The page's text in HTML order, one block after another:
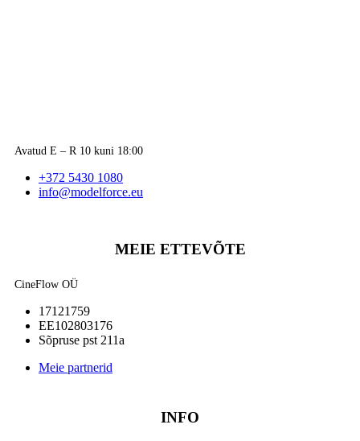
Avatud E – R 10 kuni 18:00
+372 5430 1080
info@modelforce.eu
MEIE ETTEVÕTE
CineFlow OÜ
17121759
EE102803176
Sõpruse pst 211a
Meie partnerid
INFO